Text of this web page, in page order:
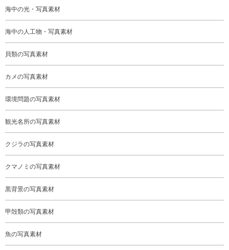
海中の光・写真素材
海中の人工物・写真素材
貝類の写真素材
カメの写真素材
環境問題の写真素材
観光名所の写真素材
クジラの写真素材
クマノミの写真素材
黒背景の写真素材
甲殻類の写真素材
魚の写真素材